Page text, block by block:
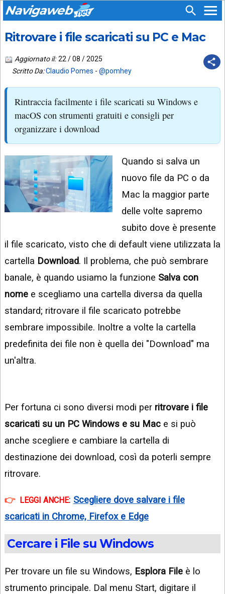
Navigaweb
HOME
CHI
SIAMO
CHIEDI
SUPPORTO
PIÙ
LETTI
ULTIMI
POST
ARCHIVIO
ARGOMENTI:
IPHONE
ANDROID
AI
APPS
STRUMENTI
WEB
SEGUICI
APP
EMAIL
TIKTOK
FACEBOOK
YOUTUBE
GOOGLE
NEWS
LINKEDIN
Ritrovare i file scaricati su PC e Mac
Aggiornato il: 22 / 08 / 2025
Scritto Da:Claudio Pomes - @pomhey
Rintraccia facilmente i file scaricati su Windows e
macOS con strumenti gratuiti e consigli per
organizzare i download
Quando si salva un
nuovo file da PC o da
Mac la maggior parte
delle volte sapremo
subito dove è presente
il file scaricato, visto che di default viene utilizzata la
cartella Download. Il problema, che può sembrare
banale, è quando usiamo la funzione Salva con
nome e scegliamo una cartella diversa da quella
standard; ritrovare il file scaricato potrebbe
sembrare impossibile. Inoltre a volte la cartella
predefinita dei file non è quella dei "Download" ma
un'altra.
Per fortuna ci sono diversi modi per ritrovare i file
scaricati su un PC Windows e su Mac e si può
anche scegliere e cambiare la cartella di
destinazione dei download, così da poterli sempre
ritrovare.
LEGGI ANCHE: Scegliere dove salvare i file
scaricati in Chrome, Firefox e Edge
Cercare i File su Windows
Per trovare un file su Windows, Esplora File è lo
strumento principale. Dal menu Start, digitare il